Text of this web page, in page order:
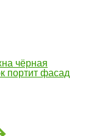
чёрная
портит фасад